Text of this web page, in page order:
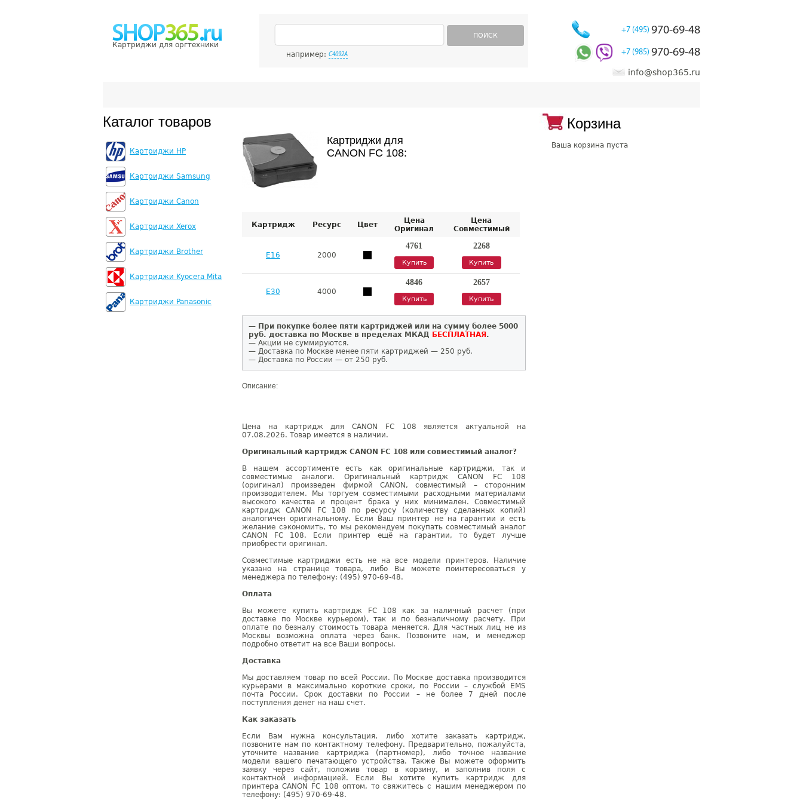
Картриджи для оргтехники
ПОИСК
например: C4092A
+7 (495) 970-69-48
+7 (985) 970-69-48
info@shop365.ru
Каталог товаров
Картриджи HP
Картриджи Samsung
Картриджи Canon
Картриджи Xerox
Картриджи Brother
Картриджи Kyocera Mita
Картриджи Panasonic
Картриджи для
CANON FC 108:
Картридж Ресурс Цвет
Цена
Оригинал
Цена
Совместимый
E16 2000
4761
Купить
2268
Купить
E30 4000
4846
Купить
2657
Купить
— При покупке более пяти картриджей или на сумму более 5000
руб. доставка по Москве в пределах МКАД БЕСПЛАТНАЯ .
— Акции не суммируются.
— Доставка по Москве менее пяти картриджей — 250 руб.
— Доставка по России — от 250 руб.
Описание:
Цена на картридж для CANON FC 108 является актуальной на
07.08.2026. Товар имеется в наличии.
Оригинальный картридж CANON FC 108 или совместимый аналог?
В нашем ассортименте есть как оригинальные картриджи, так и
совместимые аналоги. Оригинальный картридж CANON FC 108
(оригинал) произведен фирмой CANON, совместимый – сторонним
производителем. Мы торгуем совместимыми расходными материалами
высокого качества и процент брака у них минимален. Совместимый
картридж CANON FC 108 по ресурсу (количеству сделанных копий)
аналогичен оригинальному. Если Ваш принтер не на гарантии и есть
желание сэкономить, то мы рекомендуем покупать совместимый аналог
CANON FC 108. Если принтер ещё на гарантии, то будет лучше
приобрести оригинал.
Совместимые картриджи есть не на все модели принтеров. Наличие
указано на странице товара, либо Вы можете поинтересоваться у
менеджера по телефону: (495) 970-69-48.
Оплата
Вы можете купить картридж FC 108 как за наличный расчет (при
доставке по Москве курьером), так и по безналичному расчету. При
оплате по безналу стоимость товара меняется. Для частных лиц не из
Москвы возможна оплата через банк. Позвоните нам, и менеджер
подробно ответит на все Ваши вопросы.
Доставка
Мы доставляем товар по всей России. По Москве доставка производится
курьерами в максимально короткие сроки, по России – службой EMS
почта России. Срок доставки по России – не более 7 дней после
поступления денег на наш счет.
Как заказать
Если Вам нужна консультация, либо хотите заказать картридж,
позвоните нам по контактному телефону. Предварительно, пожалуйста,
уточните название картриджа (партномер), либо точное название
модели вашего печатающего устройства. Также Вы можете оформить
заявку через сайт, положив товар в корзину, и заполнив поля с
контактной информацией. Если Вы хотите купить картридж для
принтера CANON FC 108 оптом, то свяжитесь с нашим менеджером по
телефону: (495) 970-69-48.
Корзина
Ваша корзина пуста